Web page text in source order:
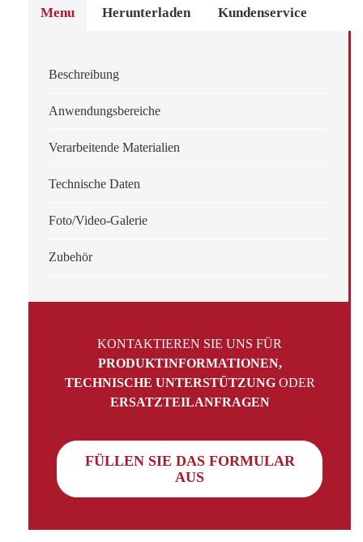
Menu Herunterladen Kundenservice
Beschreibung
Anwendungsbereiche
Verarbeitende Materialien
Technische Daten
Foto/Video-Galerie
Zubehör
KONTAKTIEREN SIE UNS FÜR
PRODUKTINFORMATIONEN,
TECHNISCHE UNTERSTÜTZUNGODER
ERSATZTEILANFRAGEN
FÜLLEN SIE DAS FORMULAR
AUS